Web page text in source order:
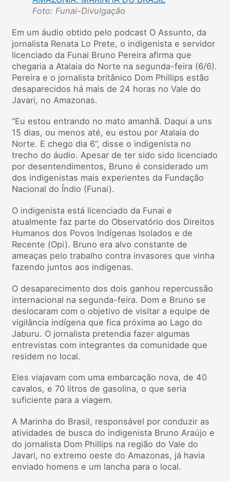
Foto: Funai-Divulgação
Em um áudio obtido pelo podcast O Assunto, da
jornalista Renata Lo Prete, o indigenista e servidor
licenciado da Funai Bruno Pereira afirma que
chegaria a Atalaia do Norte na segunda-feira (6/6).
Pereira e o jornalista britânico Dom Phillips estão
desaparecidos há mais de 24 horas no Vale do
Javari, no Amazonas.
“Eu estou entrando no mato amanhã. Daqui a uns
15 dias, ou menos até, eu estou por Atalaia do
Norte. E chego dia 6”, disse o indigenista no
trecho do áudio. Apesar de ter sido sido licenciado
por desentendimentos, Bruno é considerado um
dos indigenistas mais experientes da Fundação
Nacional do Índio (Funai).
O indigenista está licenciado da Funai e
atualmente faz parte do Observatório dos Direitos
Humanos dos Povos Indígenas Isolados e de
Recente (Opi). Bruno era alvo constante de
ameaças pelo trabalho contra invasores que vinha
fazendo juntos aos indígenas.
O desaparecimento dos dois ganhou repercussão
internacional na segunda-feira. Dom e Bruno se
deslocaram com o objetivo de visitar a equipe de
vigilância indígena que fica próxima ao Lago do
Jaburu. O jornalista pretendia fazer algumas
entrevistas com integrantes da comunidade que
residem no local.
Eles viajavam com uma embarcação nova, de 40
cavalos, e 70 litros de gasolina, o que seria
suficiente para a viagem.
A Marinha do Brasil, responsável por conduzir as
atividades de busca do indigenista Bruno Araújo e
do jornalista Dom Phillips na região do Vale do
Javari, no extremo oeste do Amazonas, já havia
enviado homens e um lancha para o local.